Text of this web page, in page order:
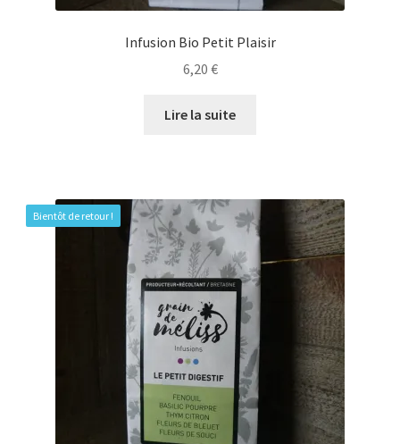
Infusion Bio Petit Plaisir
6,20 €
Lire la suite
Bientôt de retour !